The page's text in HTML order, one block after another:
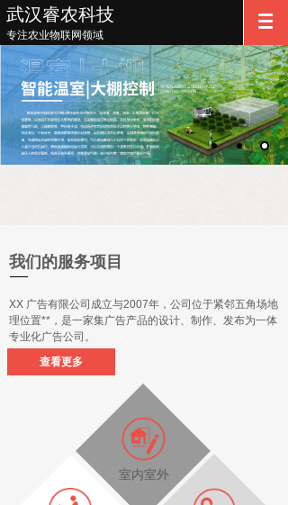
武汉睿农科技
专注农业物联网领域
我们的服务项目
XX 广告有限公司成立与2007年，公司位于紧邻五角场地
理位置**，是一家集广告产品的设计、制作、发布为一体
专业化广告公司。
查看更多
室内室外